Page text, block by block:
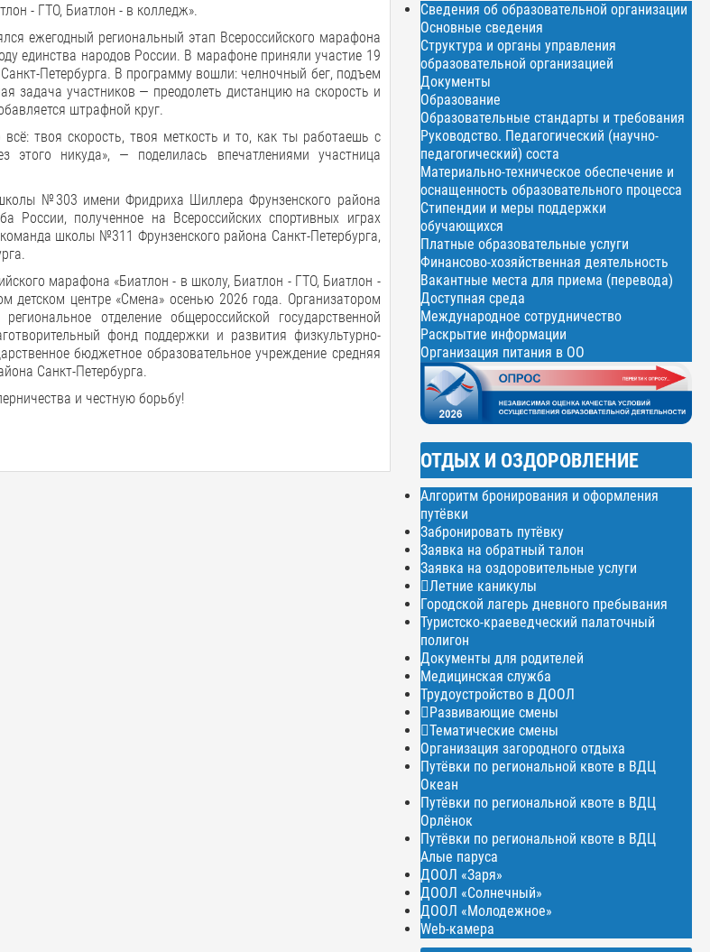
- ГТО, Биатлон - в колледж».
ежегодный региональный этап Всероссийского марафона
единства народов России. В марафоне приняли участие 19
Петербурга. В программу вошли: челночный бег, подъем
задача участников — преодолеть дистанцию на скорость и
штрафной круг.
твоя скорость, твоя меткость и то, как ты работаешь с
никуда», — поделилась впечатлениями участница
№303 имени Фридриха Шиллера Фрунзенского района
России, полученное на Всероссийских спортивных играх
школы №311 Фрунзенского района Санкт-Петербурга,
марафона «Биатлон - в школу, Биатлон - ГТО, Биатлон -
детском центре «Смена» осенью 2026 года. Организатором
отделение общероссийской государственной
фонд поддержки и развития физкультурно-
бюджетное образовательное учреждение средняя
Санкт-Петербурга.
и честную борьбу!
Сведения об образовательной организации
Основные сведения
Структура и органы управления
образовательной организацией
Документы
Образование
Образовательные стандарты и требования
Руководство. Педагогический (научно-
педагогический) соста
Материально-техническое обеспечение и
оснащенность образовательного процесса
Стипендии и меры поддержки
обучающихся
Платные образовательные услуги
Финансово-хозяйственная деятельность
Вакантные места для приема (перевода)
Доступная среда
Международное сотрудничество
Раскрытие информации
Организация питания в ОО
ОТДЫХ И ОЗДОРОВЛЕНИЕ
Алгоритм бронирования и оформления
путёвки
Забронировать путёвку
Заявка на обратный талон
Заявка на оздоровительные услуги
Летние каникулы
Городской лагерь дневного пребывания
Туристско-краеведческий палаточный
полигон
Документы для родителей
Медицинская служба
Трудоустройство в ДООЛ
Развивающие смены
Тематические смены
Организация загородного отдыха
Путёвки по региональной квоте в ВДЦ
Океан
Путёвки по региональной квоте в ВДЦ
Орлёнок
Путёвки по региональной квоте в ВДЦ
Алые паруса
ДООЛ «Заря»
ДООЛ «Солнечный»
ДООЛ «Молодежное»
Web-камера